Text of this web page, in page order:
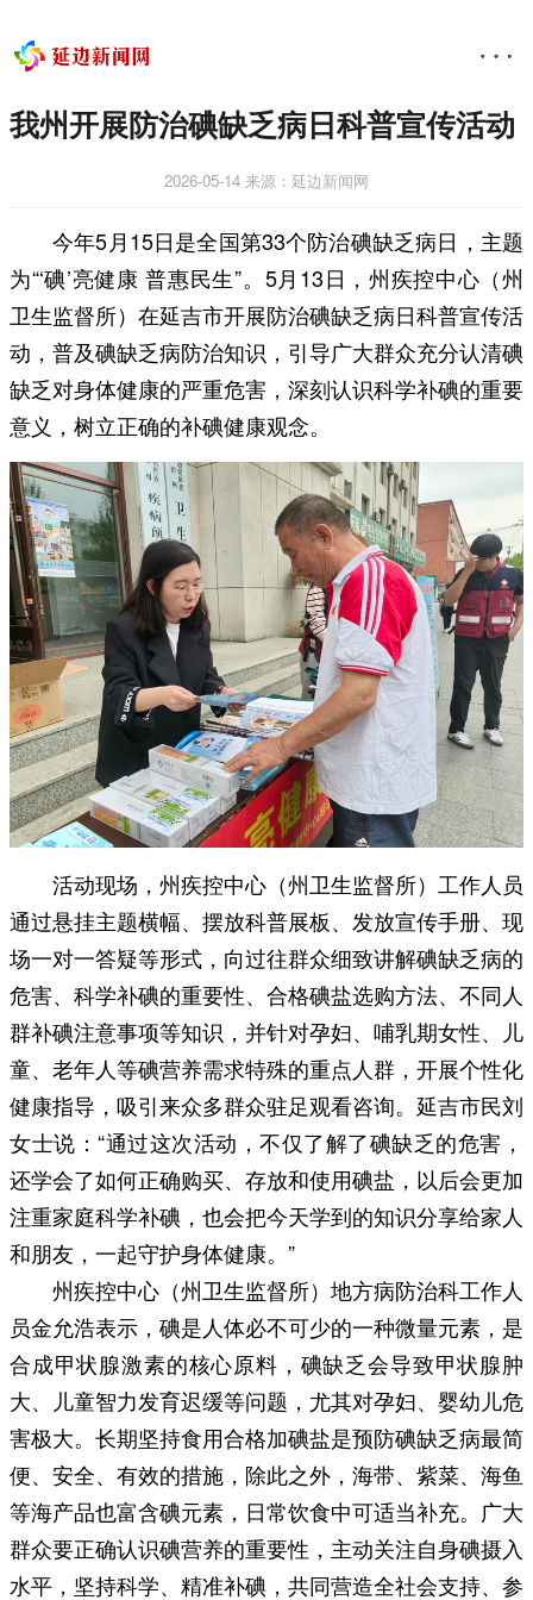
我州开展防治碘缺乏病日科普宣传活动
2026-05-14 来源：延边新闻网
今年5月15日是全国第33个防治碘缺乏病日，主题
为“‘碘’亮健康 普惠民生”。5月13日，州疾控中心（州
卫生监督所）在延吉市开展防治碘缺乏病日科普宣传活
动，普及碘缺乏病防治知识，引导广大群众充分认清碘
缺乏对身体健康的严重危害，深刻认识科学补碘的重要
意义，树立正确的补碘健康观念。
活动现场，州疾控中心（州卫生监督所）工作人员
通过悬挂主题横幅、摆放科普展板、发放宣传手册、现
场一对一答疑等形式，向过往群众细致讲解碘缺乏病的
危害、科学补碘的重要性、合格碘盐选购方法、不同人
群补碘注意事项等知识，并针对孕妇、哺乳期女性、儿
童、老年人等碘营养需求特殊的重点人群，开展个性化
健康指导，吸引来众多群众驻足观看咨询。延吉市民刘
女士说：“通过这次活动，不仅了解了碘缺乏的危害，
还学会了如何正确购买、存放和使用碘盐，以后会更加
注重家庭科学补碘，也会把今天学到的知识分享给家人
和朋友，一起守护身体健康。”
州疾控中心（州卫生监督所）地方病防治科工作人
员金允浩表示，碘是人体必不可少的一种微量元素，是
合成甲状腺激素的核心原料，碘缺乏会导致甲状腺肿
大、儿童智力发育迟缓等问题，尤其对孕妇、婴幼儿危
害极大。长期坚持食用合格加碘盐是预防碘缺乏病最简
便、安全、有效的措施，除此之外，海带、紫菜、海鱼
等海产品也富含碘元素，日常饮食中可适当补充。广大
群众要正确认识碘营养的重要性，主动关注自身碘摄入
水平，坚持科学、精准补碘，共同营造全社会支持、参